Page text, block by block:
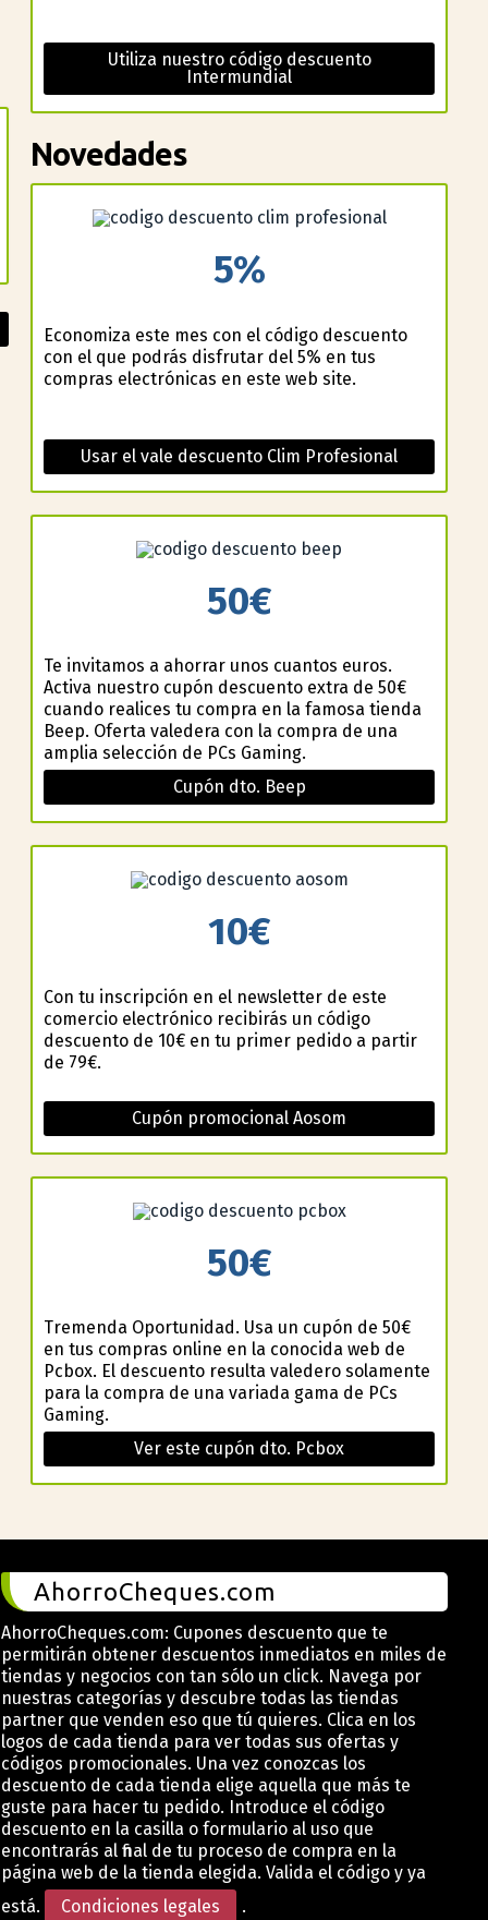
Utiliza nuestro código descuento
Intermundial
Novedades
5%
Economiza este mes con el código descuento
con el que podrás disfrutar del 5% en tus
compras electrónicas en este web site.
Usar el vale descuento Clim Profesional
50€
Te invitamos a ahorrar unos cuantos euros.
Activa nuestro cupón descuento extra de 50€
cuando realices tu compra en la famosa tienda
Beep. Oferta valedera con la compra de una
amplia selección de PCs Gaming.
Cupón dto. Beep
10€
Con tu inscripción en el newsletter de este
comercio electrónico recibirás un código
descuento de 10€ en tu primer pedido a partir
de 79€.
Cupón promocional Aosom
50€
Tremenda Oportunidad. Usa un cupón de 50€
en tus compras online en la conocida web de
Pcbox. El descuento resulta valedero solamente
para la compra de una variada gama de PCs
Gaming.
Ver este cupón dto. Pcbox
AhorroCheques.com
AhorroCheques.com: Cupones descuento que te
permitirán obtener descuentos inmediatos en miles de
tiendas y negocios con tan sólo un click. Navega por
nuestras categorías y descubre todas las tiendas
partner que venden eso que tú quieres. Clica en los
logos de cada tienda para ver todas sus ofertas y
códigos promocionales. Una vez conozcas los
descuento de cada tienda elige aquella que más te
guste para hacer tu pedido. Introduce el código
descuento en la casilla o formulario al uso que
encontrarás al final de tu proceso de compra en la
página web de la tienda elegida. Valida el código y ya
está.
Condiciones legales .